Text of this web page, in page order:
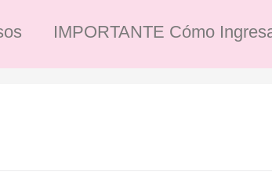
IMPORTANTE Cómo